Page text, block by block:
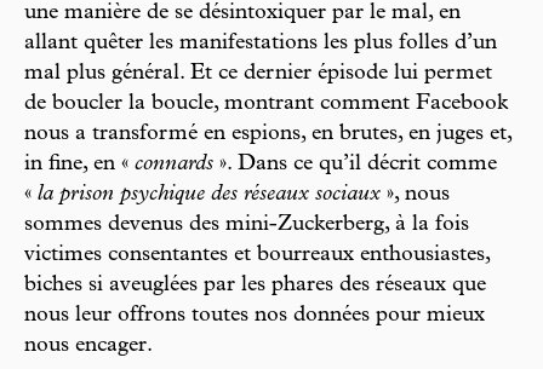
une manière de se désintoxiquer par le mal, en
allant quêter les manifestations les plus folles d’un
mal plus général. Et ce dernier épisode lui permet
de boucler la boucle, montrant comment Facebook
nous a transformé en espions, en brutes, en juges et,
in fine, en « connards ». Dans ce qu’il décrit comme
« la prison psychique des réseaux sociaux », nous
sommes devenus des mini-Zuckerberg, à la fois
victimes consentantes et bourreaux enthousiastes,
biches si aveuglées par les phares des réseaux que
nous leur offrons toutes nos données pour mieux
nous encager.